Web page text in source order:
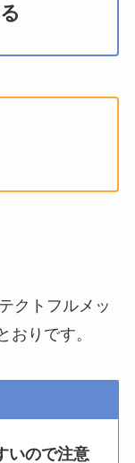
クトフルメッ
おりです。
いので注意